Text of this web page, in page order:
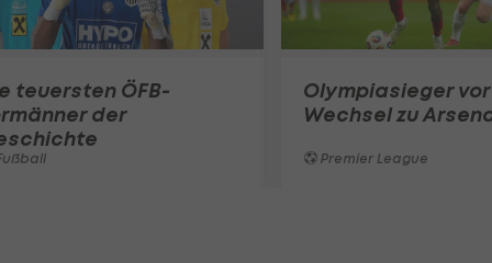
teuersten ÖFB-
der
Olympiasieger vor
Wechsel zu
Premier League